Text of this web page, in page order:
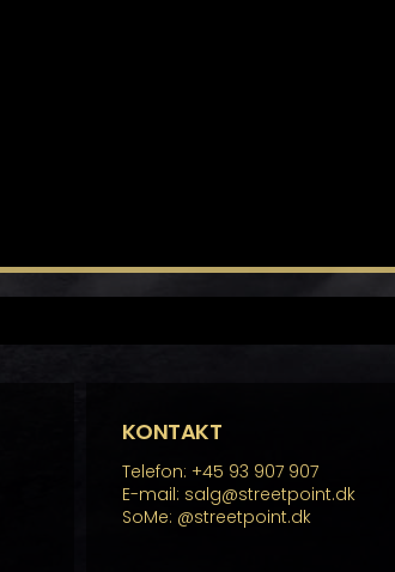
KONTAKT
Telefon: +45 93 907 907
E-mail: salg@streetpoint.dk
SoMe: @streetpoint.dk